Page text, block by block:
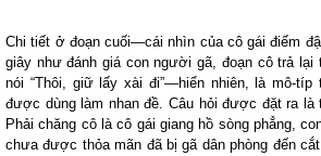
Chi tiết ở đoạn cuối—cái nhìn của cô gái điếm
giây như đánh giá con người gã, đoạn cô trả lại
nói “Thôi, giữ lấy xài đi”—hiển nhiên, là mô-típ
được dùng làm nhan đề. Câu hỏi được đặt ra là
Phải chăng cô là cô gái giang hồ sòng phẳng,
chưa được thỏa mãn đã bị gã dân phòng đến